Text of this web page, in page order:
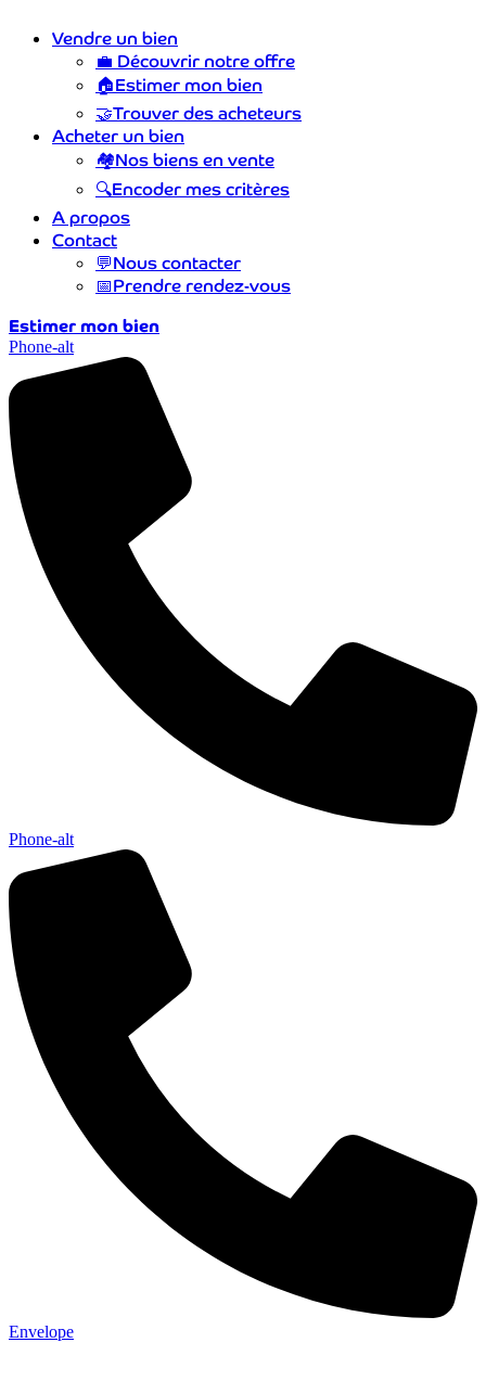
Vendre un bien
💼 Découvrir notre offre
🏠Estimer mon bien
🤝Trouver des acheteurs
Acheter un bien
🏘️Nos biens en vente
🔍Encoder mes critères
A propos
Contact
💬Nous contacter
📅Prendre rendez-vous
Estimer mon bien
Phone-alt
Phone-alt
Envelope